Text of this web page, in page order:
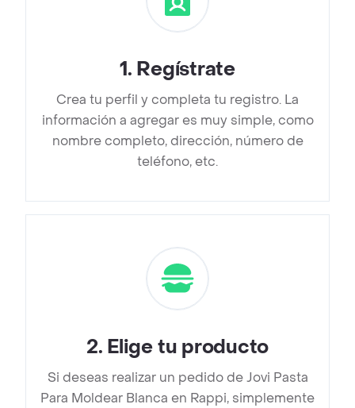
1. Regístrate
Crea tu perfil y completa tu registro. La
información a agregar es muy simple, como
nombre completo, dirección, número de
teléfono, etc.
2. Elige tu producto
Si deseas realizar un pedido de Jovi Pasta
Para Moldear Blanca en Rappi, simplemente